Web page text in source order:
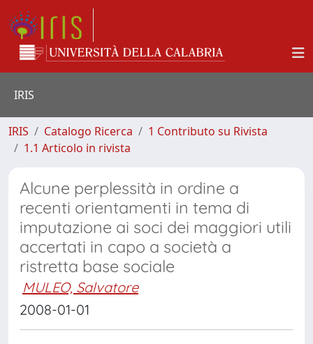
IRIS
IRIS Catalogo Ricerca
1 Contributo su Rivista
1.1 Articolo in rivista
Alcune perplessità in ordine a
recenti orientamenti in tema di
imputazione ai soci dei maggiori utili
accertati in capo a società a
ristretta base sociale
MULEO, Salvatore
2008-01-01